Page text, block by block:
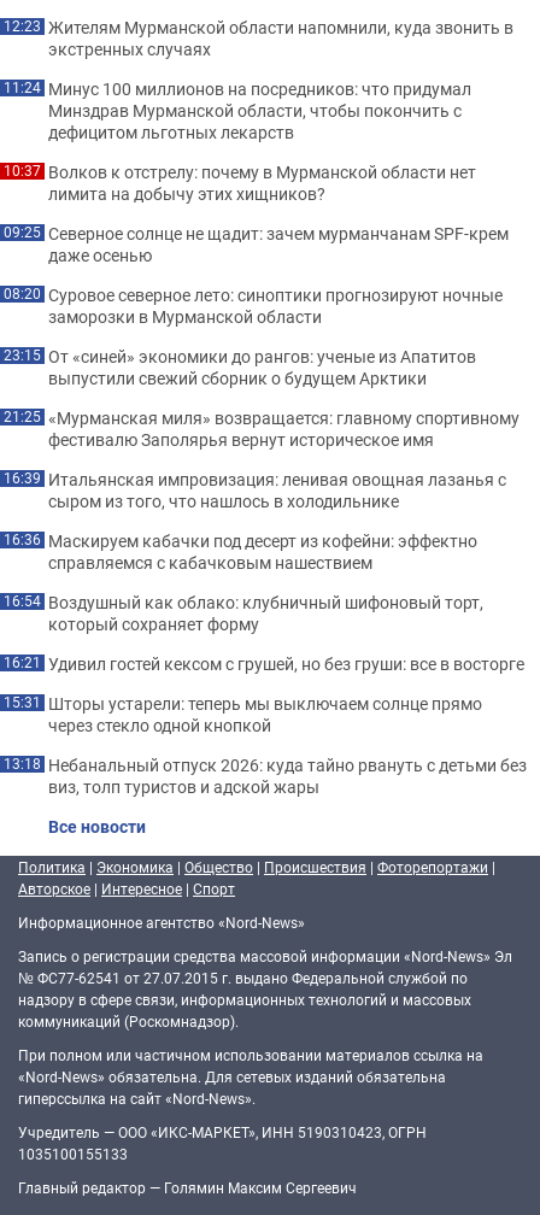
12:23 Жителям Мурманской области напомнили, куда звонить в
экстренных случаях
11:24 Минус 100 миллионов на посредников: что придумал
Минздрав Мурманской области, чтобы покончить с
дефицитом льготных лекарств
10:37 Волков к отстрелу: почему в Мурманской области нет
лимита на добычу этих хищников?
09:25 Северное солнце не щадит: зачем мурманчанам SPF-крем
даже осенью
08:20 Суровое северное лето: синоптики прогнозируют ночные
заморозки в Мурманской области
23:15 От «синей» экономики до рангов: ученые из Апатитов
выпустили свежий сборник о будущем Арктики
21:25 «Мурманская миля» возвращается: главному спортивному
фестивалю Заполярья вернут историческое имя
16:39 Итальянская импровизация: ленивая овощная лазанья с
сыром из того, что нашлось в холодильнике
16:36 Маскируем кабачки под десерт из кофейни: эффектно
справляемся с кабачковым нашествием
16:54 Воздушный как облако: клубничный шифоновый торт,
который сохраняет форму
16:21 Удивил гостей кексом с грушей, но без груши: все в восторге
15:31 Шторы устарели: теперь мы выключаем солнце прямо
через стекло одной кнопкой
13:18 Небанальный отпуск 2026: куда тайно рвануть с детьми без
виз, толп туристов и адской жары
Все новости
Политика | Экономика | Общество | Происшествия | Фоторепортажи |
Авторское | Интересное | Спорт
Информационное агентство «Nord-News»
Запись о регистрации средства массовой информации «Nord-News» Эл
№ ФС77-62541 от 27.07.2015 г. выдано Федеральной службой по
надзору в сфере связи, информационных технологий и массовых
коммуникаций (Роскомнадзор).
При полном или частичном использовании материалов ссылка на
«Nord-News» обязательна. Для сетевых изданий обязательна
гиперссылка на сайт «Nord-News».
Учредитель — ООО «ИКС-МАРКЕТ», ИНН 5190310423, ОГРН
1035100155133
Главный редактор — Голямин Максим Сергеевич